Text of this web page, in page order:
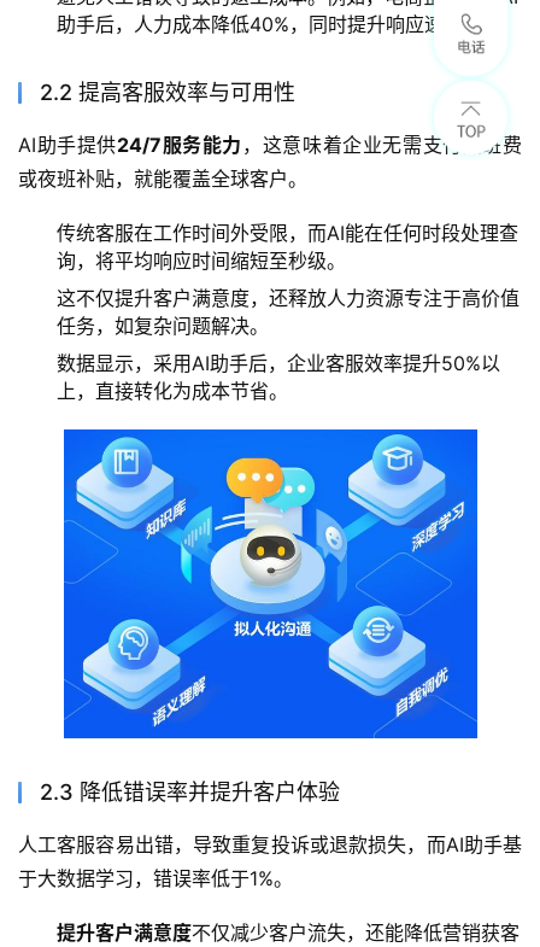
助手后，人力成本降低40%，同时提升响应速度。
2.2 提高客服效率与可用性
AI助手提供24/7服务能力 ，这意味着企业无需支付加班费
或夜班补贴，就能覆盖全球客户。
传统客服在工作时间外受限，而AI能在任何时段处理查
询，将平均响应时间缩短至秒级。
这不仅提升客户满意度，还释放人力资源专注于高价值
任务，如复杂问题解决。
数据显示，采用AI助手后，企业客服效率提升50%以
上，直接转化为成本节省。
2.3 降低错误率并提升客户体验
人工客服容易出错，导致重复投诉或退款损失，而AI助手基
于大数据学习，错误率低于1%。
提升客户满意度不仅减少客户流失，还能降低营销获客